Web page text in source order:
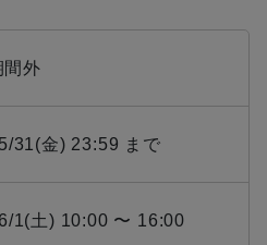
間外
31(金) 23:59 まで
1(土) 10:00 〜 16:00